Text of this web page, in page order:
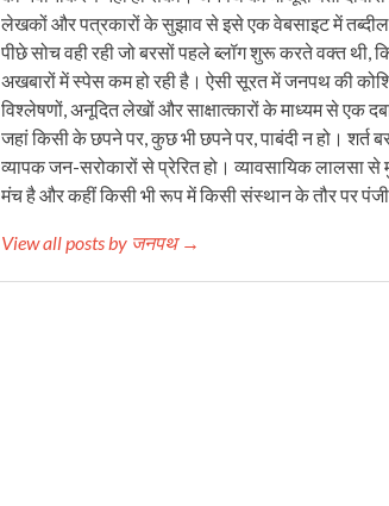
लेखकों और पत्रकारों के सुझाव से इसे एक वेबसाइट में
पीछे सोच वही रही जो बरसों पहले ब्लॉग शुरू करते वक्त
अखबारों में स्पेस कम हो रही है। ऐसी सूरत में जनपथ की
विश्लेषणों, अनूदित लेखों और साक्षात्कारों के माध्यम से एक
जहां किसी के छपने पर, कुछ भी छपने पर, पाबंदी न हो। शर्त
व्यापक जन-सरोकारों से प्रेरित हो। व्यावसायिक लालसा से
मंच है और कहीं किसी भी रूप में किसी संस्थान के तौर पर
View all posts by जनपथ →